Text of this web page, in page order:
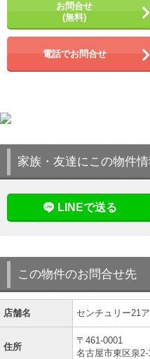
お問合せ
(無料)
電話でお問合せ
家族・友達にこの物件
LINEで送る
この物件のお問合せ先
店舗名 センチュリー21
住所
〒461-0001
名古屋市東区泉